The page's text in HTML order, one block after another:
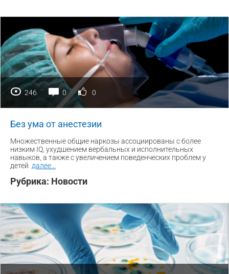
246 0 0
Без ума от анестезии
Множественные общие наркозы ассоциированы с более
низким IQ, ухудшением вербальных и исполнительных
навыков, а также с увеличением поведенческих проблем у
детей далее
Рубрика: Новости